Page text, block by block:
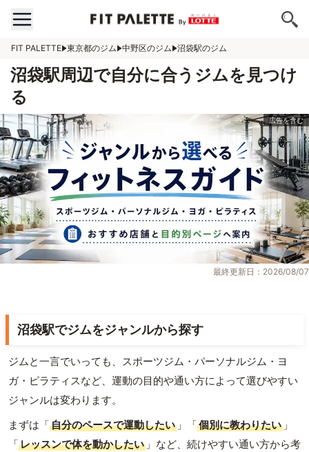
FIT PALETTE 東京都のジム 中野区のジム 沼袋駅のジム
沼袋駅周辺で自分に合うジムを見つけ
る
最終更新日：2026/08/07
沼袋駅でジムをジャンルから探す
ジムと一言でいっても、スポーツジム・パーソナルジム・ヨ
ガ・ピラティスなど、運動の目的や通い方によって選びやすい
ジャンルは変わります。
まずは「自分のペースで運動したい 」「個別に教わりたい 」
「レッスンで体を動かしたい 」など、続けやすい通い方から考